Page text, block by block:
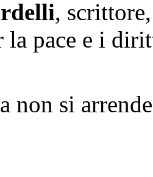
,
la pace e i
non si